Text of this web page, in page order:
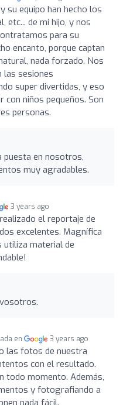
su equipo han hecho los
etc... de mi hijo, y nos
para su
encanto, porque captan
nada forzado. Nos
las sesiones
super divertidas, y eso
con niños pequeños. Son
personas.
puesta en nosotros,
muy agradables.
3 years ago
el reportaje de
excelentes. Magnífica
utiliza material de
en 3 years ago
las fotos de nuestra
con el resultado.
todo momento. Además,
y fotografiando a
nada fácil.